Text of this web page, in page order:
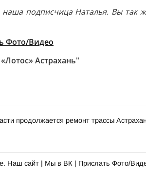
подписчица Наталья. Вы
Фото/Видео
Астрахань"
продолжается ремонт трассы
Наш сайт | Мы в ВК | Прислать Фото/